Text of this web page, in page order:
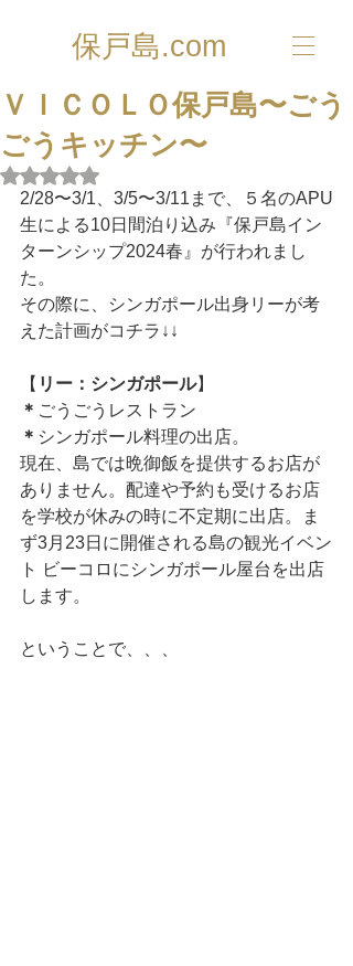
保戸島.com
ＶＩＣＯＬＯ保戸島〜ごう
ごうキッチン〜
5つ星のうちNaNと評価されています。
2/28〜3/1、3/5〜3/11まで、５名のAPU
生による10日間泊り込み『保戸島イン
ターンシップ2024春』が行われまし
た。
その際に、シンガポール出身リーが考
えた計画がコチラ↓↓
【 リー：シンガポール】
＊ ごうごうレストラン
＊ シンガポール料理の出店。
現在、島では晩御飯を提供するお店が
ありません。配達や予約も受けるお店
を学校が休みの時に不定期に出店。ま
ず3月23日に開催される島の観光イベン
ト ビーコロにシンガポール屋台を出店
します。
ということで、、、